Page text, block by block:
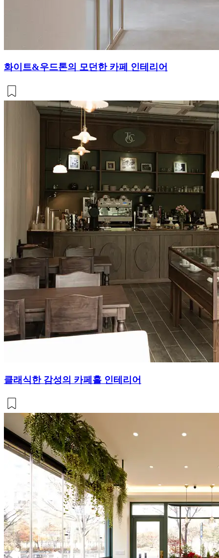
화이트&우드톤의 모던한 카페 인테리어
클래식한 감성의 카페홀 인테리어